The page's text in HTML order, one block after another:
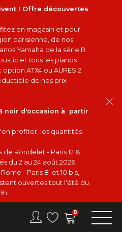
! Offre découvertes
en magasin et pour
parisienne, de nos
Yamaha de la série B
et tous les pianos
ATX4 ou AURES 2.
de nos prix
noir d'occasion à partir
profiter, les quantités
Rondelet - Paris 12 &
du 2 au 24 août 2026.
- Paris 8 et 10 bis,
ouvertes tout l'été du
0